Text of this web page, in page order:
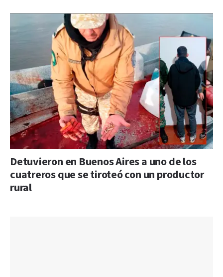
Detuvieron en Buenos Aires a uno de los
cuatreros que se tiroteó con un productor
rural